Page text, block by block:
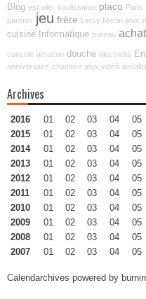
Blog escalier coulissante placo Paris
parents jeu frère Leroy Merlin jeux
cuisine Informatique bureau achat
console amazon douche électricité
anniversaire chambre jeux vidéo
Archives
2016 01 02 03 04 05
2015
01 02 03 04 05
2014
01 02 03 04 05
2013
01 02 03 04 05
2012
01 02 03 04 05
2011
01 02 03 04 05
2010
01 02 03 04 05
2009
01 02 03 04 05
2008
01 02 03 04 05
2007
01 02 03 04 05
Calendarchives powered by